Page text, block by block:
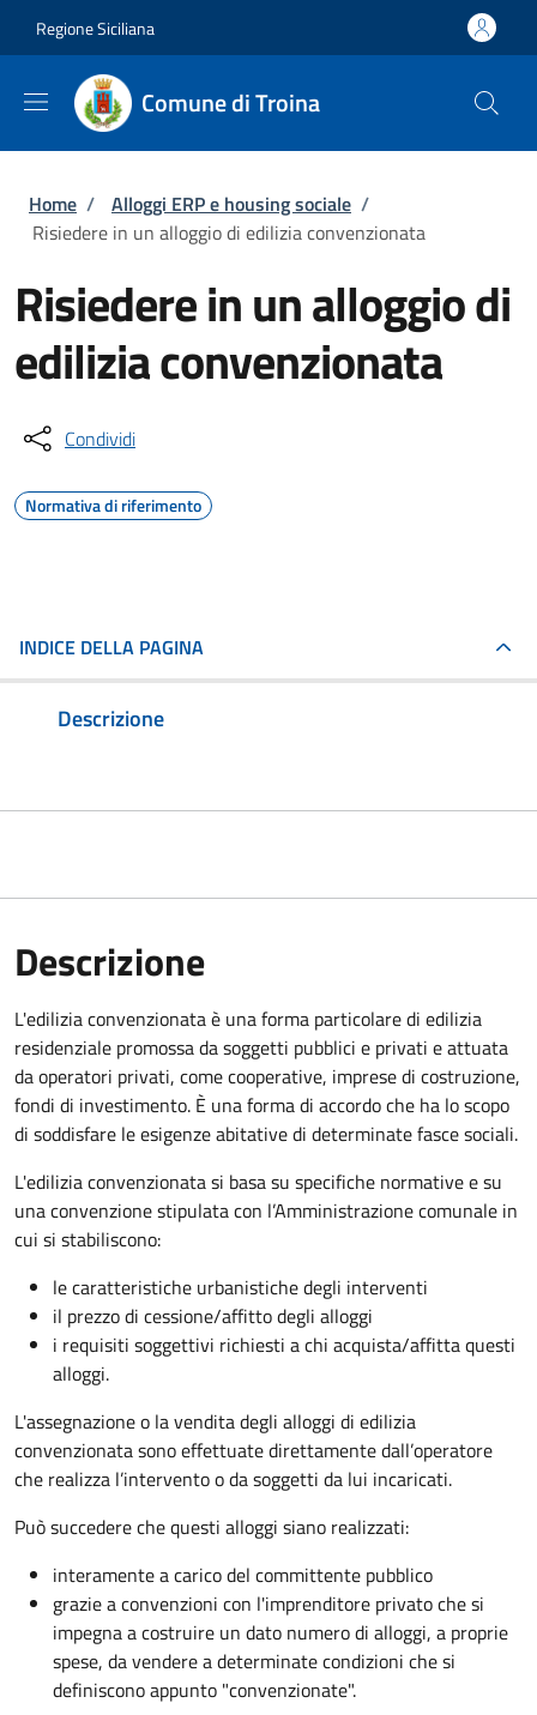
Regione Siciliana
Comune di Troina
Briciole di pane
Home / Alloggi ERP e housing sociale /
Risiedere in un alloggio di edilizia convenzionata
Risiedere in un alloggio di
edilizia convenzionata
Condividi
Normativa di riferimento
INDICE DELLA PAGINA
Descrizione
Descrizione
L'edilizia convenzionata è una forma particolare di edilizia
residenziale promossa da soggetti pubblici e privati e attuata
da operatori privati, come cooperative, imprese di costruzione,
fondi di investimento. È una forma di accordo che ha lo scopo
di soddisfare le esigenze abitative di determinate fasce sociali.
L'edilizia convenzionata si basa su specifiche normative e su
una convenzione stipulata con l’Amministrazione comunale in
cui si stabiliscono:
le caratteristiche urbanistiche degli interventi
il prezzo di cessione/affitto degli alloggi
i requisiti soggettivi richiesti a chi acquista/affitta questi
alloggi.
L'assegnazione o la vendita degli alloggi di edilizia
convenzionata sono effettuate direttamente dall’operatore
che realizza l’intervento o da soggetti da lui incaricati.
Può succedere che questi alloggi siano realizzati:
interamente a carico del committente pubblico
grazie a convenzioni con l'imprenditore privato che si
impegna a costruire un dato numero di alloggi, a proprie
spese, da vendere a determinate condizioni che si
definiscono appunto "convenzionate".